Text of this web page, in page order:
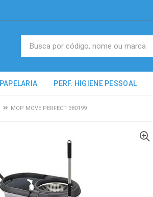
PAPELARIA PERF. HIGIENE PESSOAL
MOP MOVE PERFECT 380199